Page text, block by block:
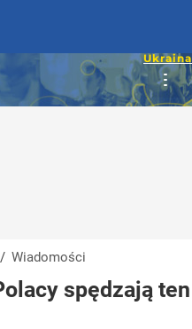
/ Wiadomości
spędzają ten